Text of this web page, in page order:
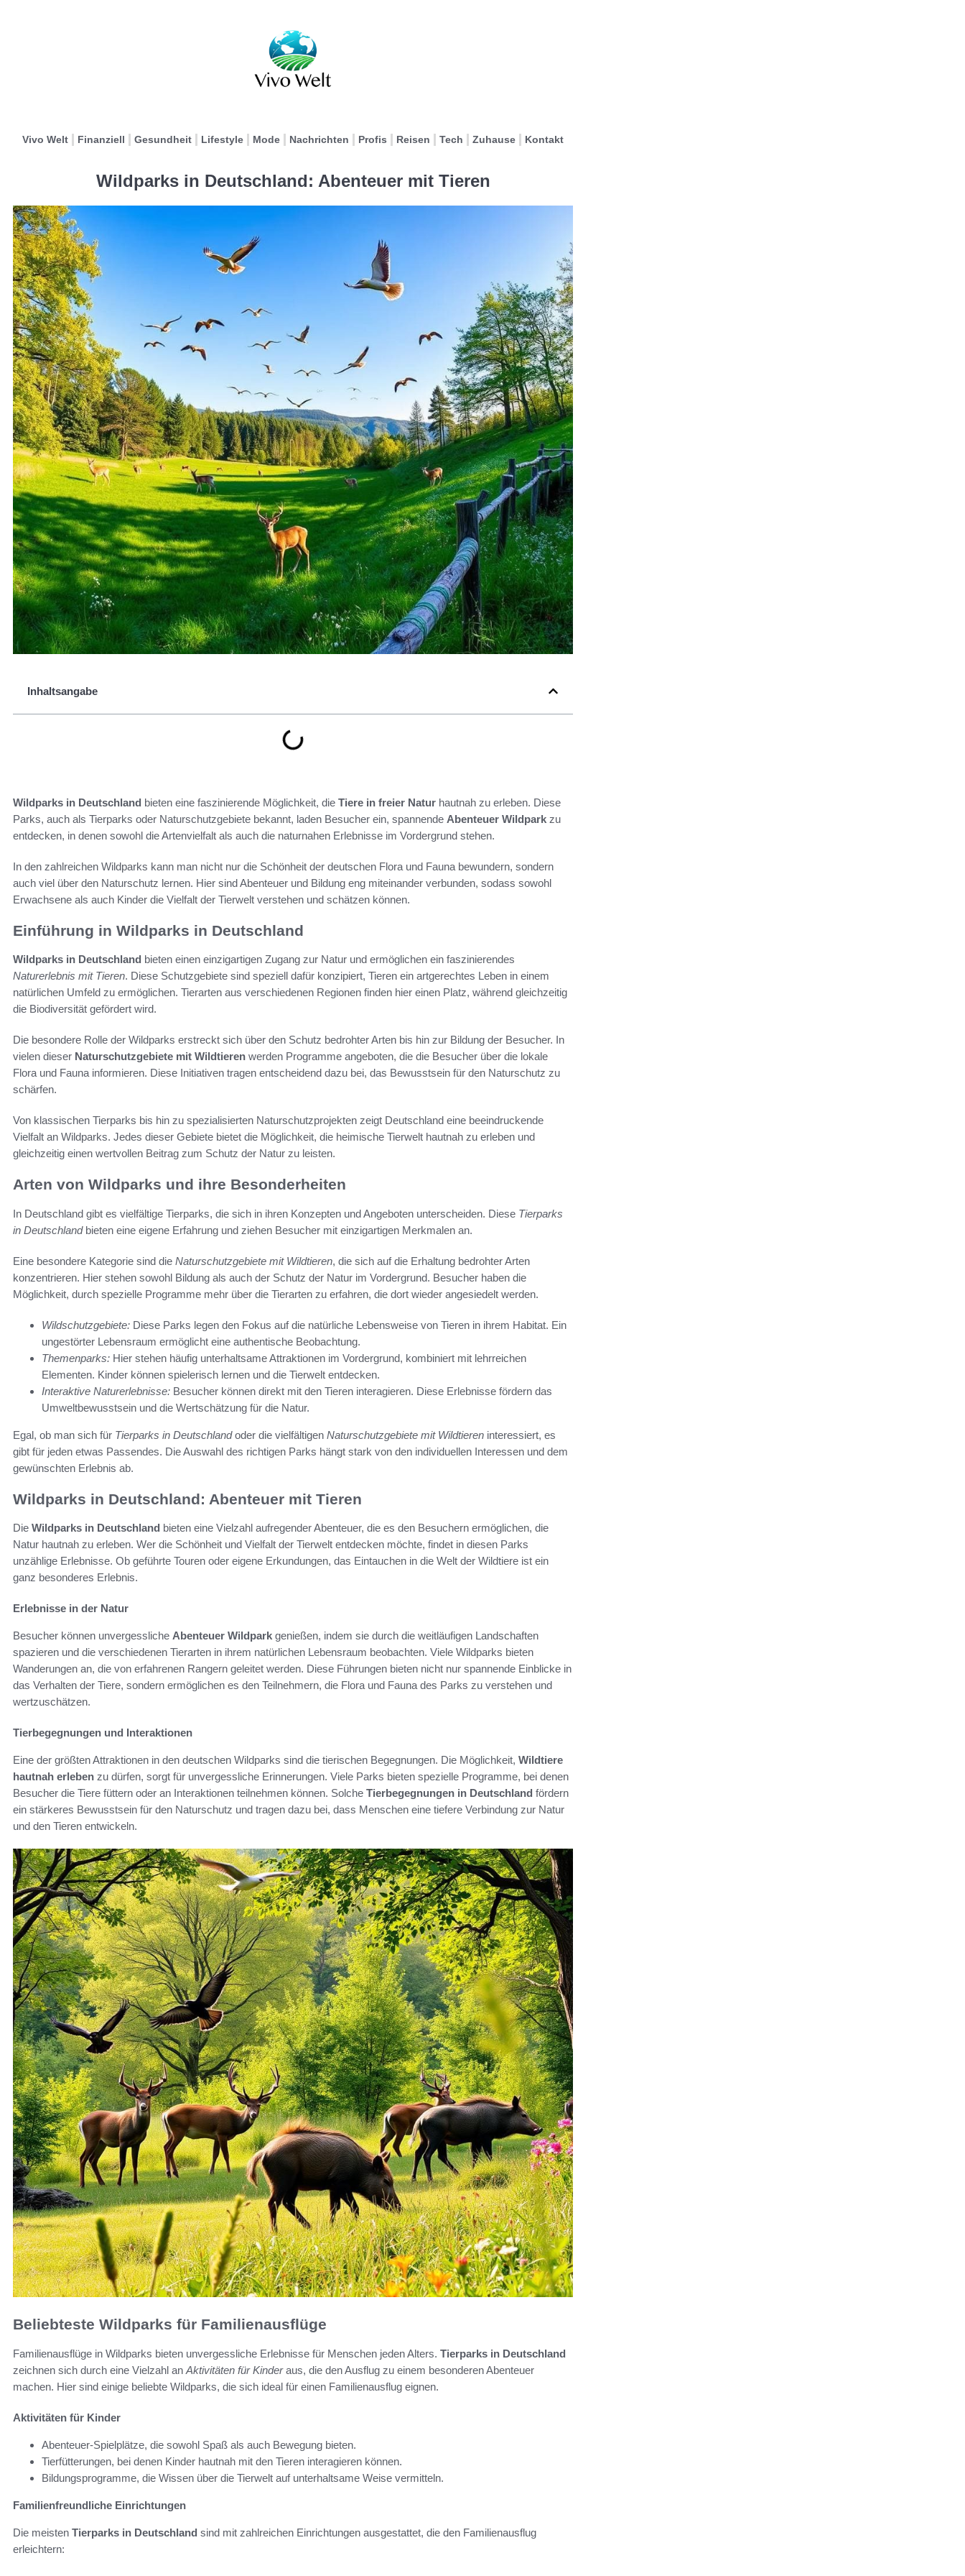
Vivo Welt Finanziell Gesundheit Lifestyle Mode Nachrichten Profis Reisen Tech Zuhause Kontakt
Wildparks in Deutschland: Abenteuer mit Tieren
Inhaltsangabe
Wildparks in Deutschland bieten eine faszinierende Möglichkeit, die Tiere in freier Natur hautnah zu erleben. Diese
Parks, auch als Tierparks oder Naturschutzgebiete bekannt, laden Besucher ein, spannende Abenteuer Wildpark zu
entdecken, in denen sowohl die Artenvielfalt als auch die naturnahen Erlebnisse im Vordergrund stehen.
In den zahlreichen Wildparks kann man nicht nur die Schönheit der deutschen Flora und Fauna bewundern, sondern
auch viel über den Naturschutz lernen. Hier sind Abenteuer und Bildung eng miteinander verbunden, sodass sowohl
Erwachsene als auch Kinder die Vielfalt der Tierwelt verstehen und schätzen können.
Einführung in Wildparks in Deutschland
Wildparks in Deutschland bieten einen einzigartigen Zugang zur Natur und ermöglichen ein faszinierendes
Naturerlebnis mit Tieren. Diese Schutzgebiete sind speziell dafür konzipiert, Tieren ein artgerechtes Leben in einem
natürlichen Umfeld zu ermöglichen. Tierarten aus verschiedenen Regionen finden hier einen Platz, während gleichzeitig
die Biodiversität gefördert wird.
Die besondere Rolle der Wildparks erstreckt sich über den Schutz bedrohter Arten bis hin zur Bildung der Besucher. In
vielen dieser Naturschutzgebiete mit Wildtieren werden Programme angeboten, die die Besucher über die lokale
Flora und Fauna informieren. Diese Initiativen tragen entscheidend dazu bei, das Bewusstsein für den Naturschutz zu
schärfen.
Von klassischen Tierparks bis hin zu spezialisierten Naturschutzprojekten zeigt Deutschland eine beeindruckende
Vielfalt an Wildparks. Jedes dieser Gebiete bietet die Möglichkeit, die heimische Tierwelt hautnah zu erleben und
gleichzeitig einen wertvollen Beitrag zum Schutz der Natur zu leisten.
Arten von Wildparks und ihre Besonderheiten
In Deutschland gibt es vielfältige Tierparks, die sich in ihren Konzepten und Angeboten unterscheiden. Diese Tierparks
in Deutschlandbieten eine eigene Erfahrung und ziehen Besucher mit einzigartigen Merkmalen an.
Eine besondere Kategorie sind die Naturschutzgebiete mit Wildtieren, die sich auf die Erhaltung bedrohter Arten
konzentrieren. Hier stehen sowohl Bildung als auch der Schutz der Natur im Vordergrund. Besucher haben die
Möglichkeit, durch spezielle Programme mehr über die Tierarten zu erfahren, die dort wieder angesiedelt werden.
Wildschutzgebiete: Diese Parks legen den Fokus auf die natürliche Lebensweise von Tieren in ihrem Habitat. Ein
ungestörter Lebensraum ermöglicht eine authentische Beobachtung.
Themenparks: Hier stehen häufig unterhaltsame Attraktionen im Vordergrund, kombiniert mit lehrreichen
Elementen. Kinder können spielerisch lernen und die Tierwelt entdecken.
Interaktive Naturerlebnisse: Besucher können direkt mit den Tieren interagieren. Diese Erlebnisse fördern das
Umweltbewusstsein und die Wertschätzung für die Natur.
Egal, ob man sich für Tierparks in Deutschlandoder die vielfältigen Naturschutzgebiete mit Wildtieren interessiert, es
gibt für jeden etwas Passendes. Die Auswahl des richtigen Parks hängt stark von den individuellen Interessen und dem
gewünschten Erlebnis ab.
Wildparks in Deutschland: Abenteuer mit Tieren
Die Wildparks in Deutschland bieten eine Vielzahl aufregender Abenteuer, die es den Besuchern ermöglichen, die
Natur hautnah zu erleben. Wer die Schönheit und Vielfalt der Tierwelt entdecken möchte, findet in diesen Parks
unzählige Erlebnisse. Ob geführte Touren oder eigene Erkundungen, das Eintauchen in die Welt der Wildtiere ist ein
ganz besonderes Erlebnis.
Erlebnisse in der Natur
Besucher können unvergessliche Abenteuer Wildpark genießen, indem sie durch die weitläufigen Landschaften
spazieren und die verschiedenen Tierarten in ihrem natürlichen Lebensraum beobachten. Viele Wildparks bieten
Wanderungen an, die von erfahrenen Rangern geleitet werden. Diese Führungen bieten nicht nur spannende Einblicke in
das Verhalten der Tiere, sondern ermöglichen es den Teilnehmern, die Flora und Fauna des Parks zu verstehen und
wertzuschätzen.
Tierbegegnungen und Interaktionen
Eine der größten Attraktionen in den deutschen Wildparks sind die tierischen Begegnungen. Die Möglichkeit, Wildtiere
hautnah erleben zu dürfen, sorgt für unvergessliche Erinnerungen. Viele Parks bieten spezielle Programme, bei denen
Besucher die Tiere füttern oder an Interaktionen teilnehmen können. Solche Tierbegegnungen in Deutschland fördern
ein stärkeres Bewusstsein für den Naturschutz und tragen dazu bei, dass Menschen eine tiefere Verbindung zur Natur
und den Tieren entwickeln.
Beliebteste Wildparks für Familienausflüge
Familienausflüge in Wildparks bieten unvergessliche Erlebnisse für Menschen jeden Alters. Tierparks in Deutschland
zeichnen sich durch eine Vielzahl an Aktivitäten für Kinderaus, die den Ausflug zu einem besonderen Abenteuer
machen. Hier sind einige beliebte Wildparks, die sich ideal für einen Familienausflug eignen.
Aktivitäten für Kinder
Abenteuer-Spielplätze, die sowohl Spaß als auch Bewegung bieten.
Tierfütterungen, bei denen Kinder hautnah mit den Tieren interagieren können.
Bildungsprogramme, die Wissen über die Tierwelt auf unterhaltsame Weise vermitteln.
Familienfreundliche Einrichtungen
Die meisten Tierparks in Deutschland sind mit zahlreichen Einrichtungen ausgestattet, die den Familienausflug
erleichtern: